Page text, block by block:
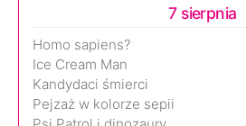
7 sierpnia
Homo sapiens?
Ice Cream Man
Kandydaci śmierci
Pejzaż w kolorze sepii